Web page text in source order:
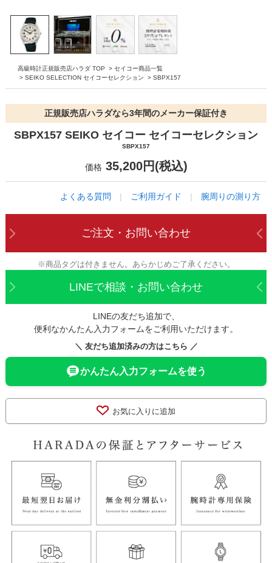
高級時計正規販売店ハラダ TOP > セイコー商品一覧
> SEIKO SELECTION セイコーセレクション > SBPX157
正規販売店ハラダなら3年間のメーカー保証付き
SBPX157 SEIKO セイコー セイコーセレクション
SBPX157
価格35,200円(税込)
よくある質問 | ご利用ガイド | 腕周りの測り方
ご注文・お問い合わせ
※商品タグは付きません。あらかじめご了承ください。
LINEで相談・お問い合わせ
LINEの友だち追加で、
便利なかんたん入力フォームをご利用いただけます。
＼ 友だち追加済みの方はこちら ／
かんたん入力フォームを使う
お気に入りに追加